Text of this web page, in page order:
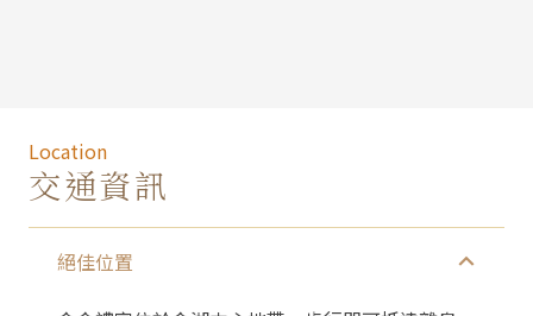
Location
交通資訊
絕佳位置